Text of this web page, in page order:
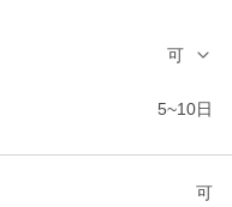
可
5~10日
可